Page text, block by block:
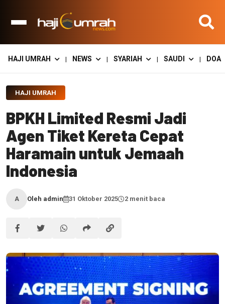
HAJI UMRAH | NEWS | SYARIAH | SAUDI | DOA
HAJI UMRAH
BPKH Limited Resmi Jadi
Agen Tiket Kereta Cepat
Haramain untuk Jemaah
Indonesia
A Oleh admin 31 Oktober 2025 2 menit baca